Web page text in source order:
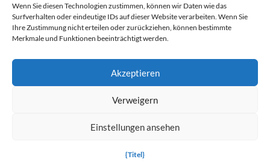
Wenn Sie diesen Technologien zustimmen, können wir Daten wie das
Surfverhalten oder eindeutige IDs auf dieser Website verarbeiten. Wenn Sie
Ihre Zustimmung nicht erteilen oder zurückziehen, können bestimmte
Merkmale und Funktionen beeinträchtigt werden.
Akzeptieren
Verweigern
Einstellungen ansehen
{Titel}
LATEST UPDATES
© 1998–2026 MegaGames.com All rights reserved
Settings